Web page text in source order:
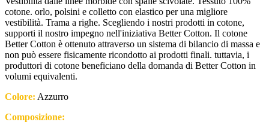
cotone. orlo, polsini e colletto con elastico per una migliore
vestibilità. Trama a righe. Scegliendo i nostri prodotti in cotone,
supporti il nostro impegno nell'iniziativa Better Cotton. Il cotone
Better Cotton è ottenuto attraverso un sistema di bilancio di massa e
non può essere fisicamente ricondotto ai prodotti finali. tuttavia, i
produttori di cotone beneficiano della domanda di Better Cotton in
volumi equivalenti.
Colore: Azzurro
Composizione: